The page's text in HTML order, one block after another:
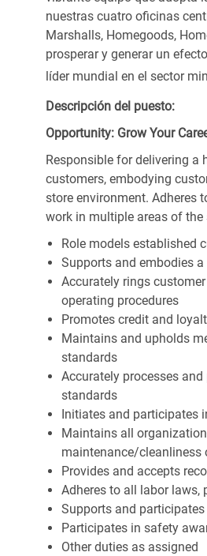
nuestras cuatro oficinas
Marshalls, Homegoods,
prosperar y generar un
líder mundial en el sector
Descripción del puesto:
Opportunity: Grow Your
Responsible for delivering a
customers, embodying
store environment. Adheres
work in multiple areas of the
Role models established
Supports and embodies
Accurately rings
operating procedures
Promotes credit and
Maintains and upholds
standards
Accurately processes
standards
Initiates and participates
Maintains all
maintenance/cleanliness
Provides and accepts
Adheres to all labor laws,
Supports and
Participates in safety
Other duties as assigned